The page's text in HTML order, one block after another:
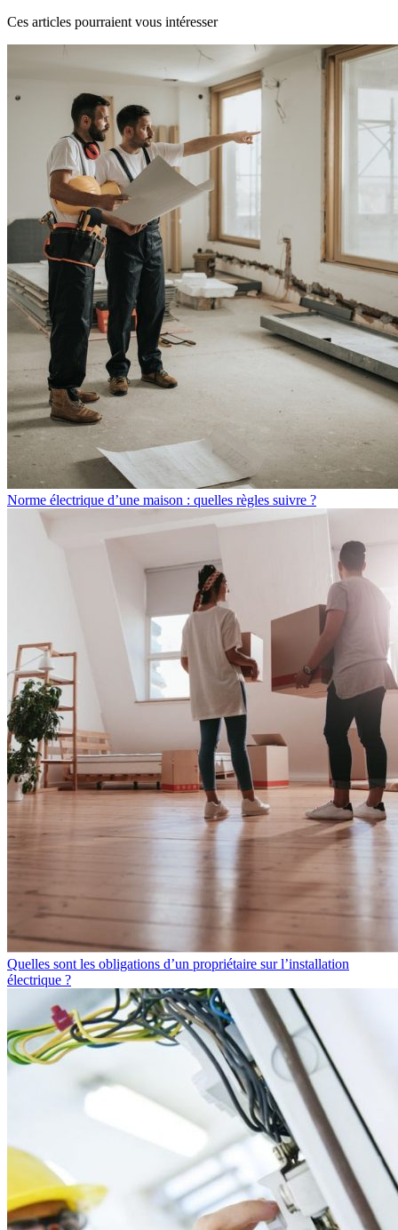
Ces articles pourraient vous intéresser
Norme électrique d’une maison : quelles règles suivre ?
Quelles sont les obligations d’un propriétaire sur l’installation
électrique ?